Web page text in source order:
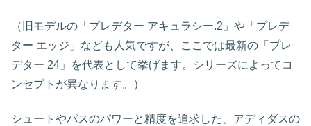
（旧モデルの「プレデター アキュラシー.2」や「プレデ
ター エッジ」なども人気ですが、ここでは最新の「プレ
デター 24」を代表として挙げます。シリーズによってコ
ンセプトが異なります。）
シュートやパスのパワーと精度を追求した、アディダスの